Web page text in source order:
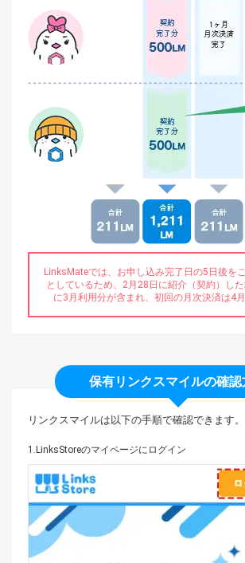
LinksMateでは、お申し込み完了日の5日後を
としているため、
2月28日に紹介（契約）し
に3月利用分が含まれ、 初回の月次決済は4
保有リンクスマイルの確認
リンクスマイルは以下の手順で確認できます。
1. LinksStoreのマイページに ログイン